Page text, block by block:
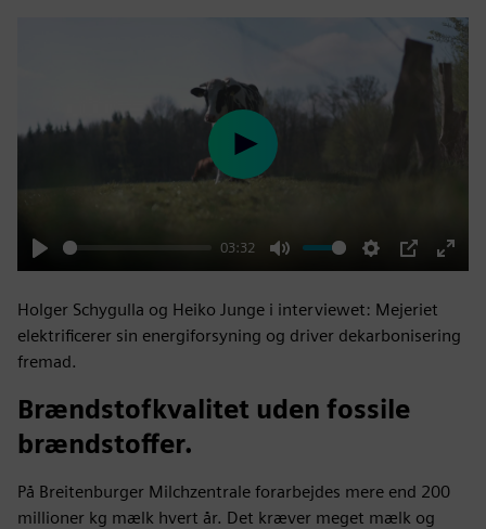
Play
03:32
Mute Settings
PIP
Enter
Play
Holger Schygulla og Heiko Junge i interviewet: Mejeriet
elektrificerer sin energiforsyning og driver dekarbonisering
fremad.
Brændstofkvalitet uden fossile
brændstoffer.
På Breitenburger Milchzentrale forarbejdes mere end 200
millioner kg mælk hvert år. Det kræver meget mælk og